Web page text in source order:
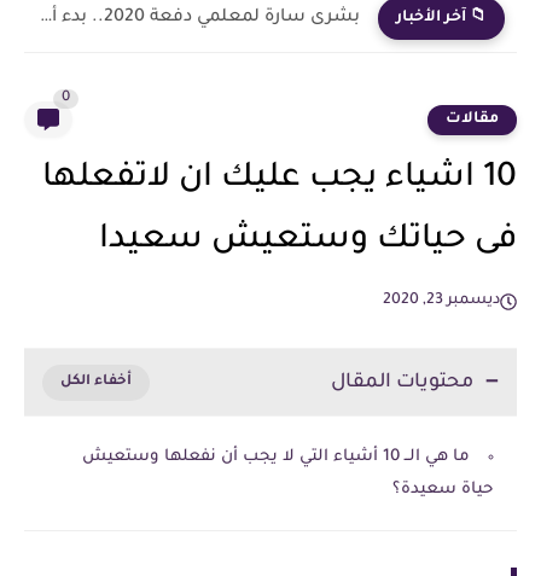
📁 آخر الأخبار بشرى سارة لمعلمي دفعة 2020.. بدء أول خطوة رسمية في...
مقالات
0
10 اشياء يجب عليك ان لاتفعلها
فى حياتك وستعيش سعيدا
ديسمبر 23, 2020
محتويات المقال
ما هي الــ 10 أشياء التي لا يجب أن نفعلها وستعيش
حياة سعيدة؟